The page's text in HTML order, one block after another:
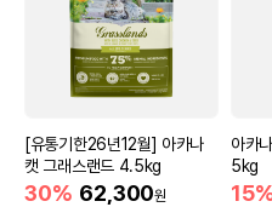
[유통기한26년12월] 아카나
캣 그래스랜드 4.5kg
30% 62,300원
아카
5kg